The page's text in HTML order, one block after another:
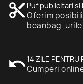
content_cut Puf publicitari si
Oferim
beanbag-
undo14 ZILE PENTRU
Cumperi